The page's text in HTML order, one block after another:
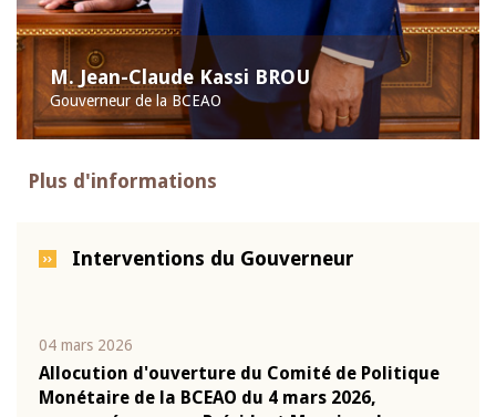
M. Jean-Claude Kassi BROU
Gouverneur de la BCEAO
Plus d'informations
Interventions du Gouverneur
04 mars 2026
Allocution d'ouverture du Comité de Politique
Monétaire de la BCEAO du 4 mars 2026,